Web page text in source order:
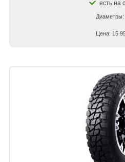
есть на
Диаметры:
Цена: 15